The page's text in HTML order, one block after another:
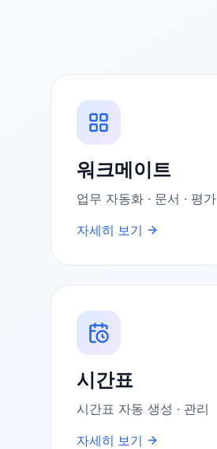
워크메이트
업무 자동화 · 문서 · 평가
자세히 보기
시간표
시간표 자동 생성 · 관리
자세히 보기